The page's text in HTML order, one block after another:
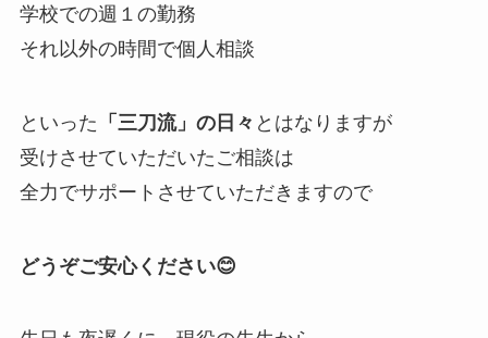
学校での週１の勤務
それ以外の時間で個人相談
といった 「三刀流」の日々 とはなりますが
受けさせていただいたご相談は
全力でサポートさせていただきますので
どうぞご安心ください😊